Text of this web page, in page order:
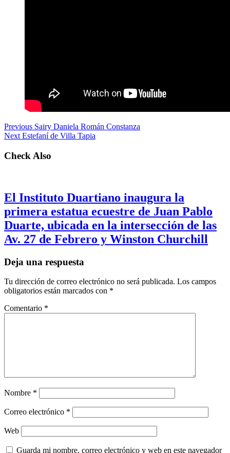
Previous Sairy Daniela Román Constanza
Next Estefaní de Villa Tapia
Check Also
El Instituto Duartiano inaugura la
primera estatua ecuestre de Juan Pablo
Duarte, ubicada en la intersección de las
Av. 27 de Febrero y Winston Churchill
Deja una respuesta
Tu dirección de correo electrónico no será publicada. Los campos
obligatorios están marcados con *
Comentario *
Nombre *
Correo electrónico *
Web
Guarda mi nombre, correo electrónico y web en este navegador